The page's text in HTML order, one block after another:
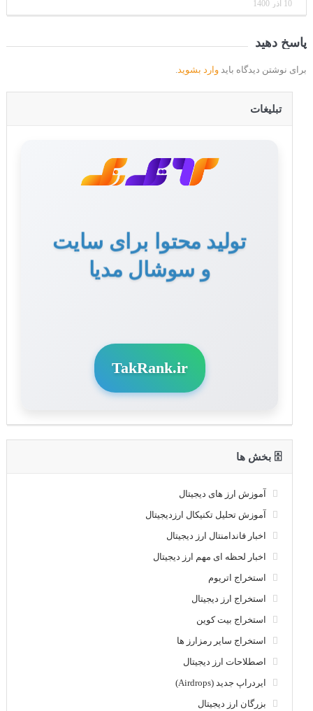
10 آذر 1400
پاسخ دهید
برای نوشتن دیدگاه باید وارد بشوید
تبلیغات
تولید محتوا برای سایت
و سوشال مدیا
TakRank.ir
🗄 بخش ها
آموزش ارز های دیجیتال
آموزش تحلیل تکنیکال ارزدیجیتال
اخبار فاندامنتال ارز دیجیتال
اخبار لحظه ای مهم ارز دیجیتال
استخراج اتریوم
استخراج ارز دیجیتال
استخراج بیت کوین
استخراج سایر رمزارز ها
اصطلاحات ارز دیجیتال
ایردراپ جدید (Airdrops)
بزرگان ارز دیجیتال